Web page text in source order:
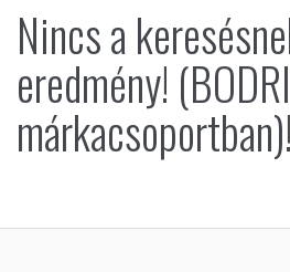
Nincs a
eredmény! (BODRI
márkacsoportban)!